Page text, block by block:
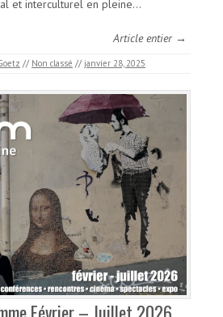
et interculturel en pleine…
Article entier →
// Non classé // janvier 28, 2025